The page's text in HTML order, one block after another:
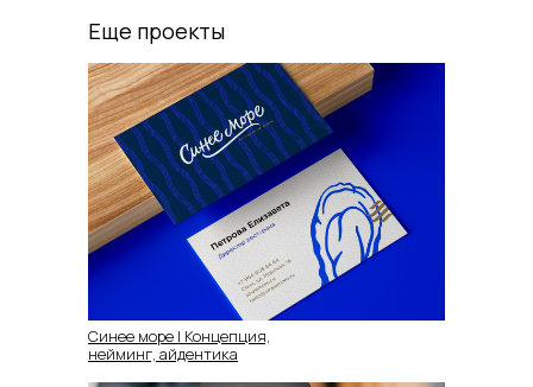
Синее море | Концепция,
нейминг, айдентика
Еще проекты